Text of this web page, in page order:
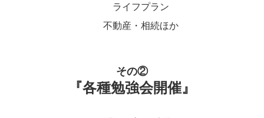
ライフプラン
不動産・相続ほか
その②
『各種勉強会開催』